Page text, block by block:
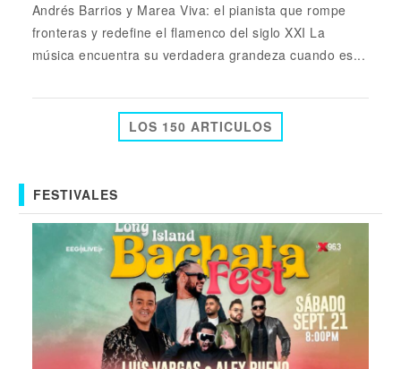
Andrés Barrios y Marea Viva: el pianista que rompe
fronteras y redefine el flamenco del siglo XXI La
música encuentra su verdadera grandeza cuando es...
LOS 150 ARTICULOS
FESTIVALES